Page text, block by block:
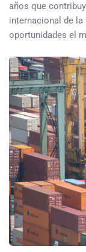
años que
internacional de
oportunidades el